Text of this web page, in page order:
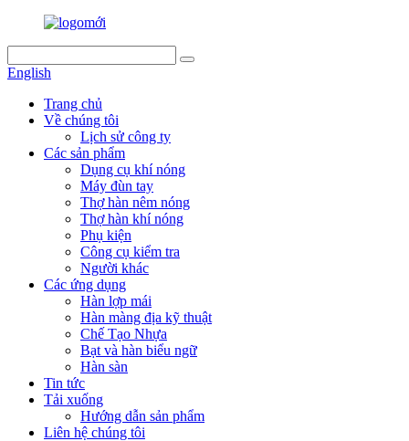
English
Trang chủ
Về chúng tôi
Lịch sử công ty
Các sản phẩm
Dụng cụ khí nóng
Máy đùn tay
Thợ hàn nêm nóng
Thợ hàn khí nóng
Phụ kiện
Công cụ kiểm tra
Người khác
Các ứng dụng
Hàn lợp mái
Hàn màng địa kỹ thuật
Chế Tạo Nhựa
Bạt và hàn biểu ngữ
Hàn sàn
Tin tức
Tải xuống
Hướng dẫn sản phẩm
Liên hệ chúng tôi